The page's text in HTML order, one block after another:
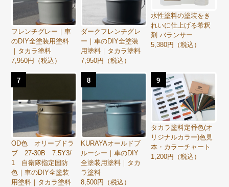
フレンチグレー｜車
のDIY全塗装用塗料
｜タカラ塗料
7,950円（税込）
ダークフレンチグレ
ー｜車のDIY全塗装
用塗料｜タカラ塗料
7,950円（税込）
水性塗料の塗装をき
れいに仕上げる希釈
剤 バランサー
5,380円（税込）
7
OD色 オリーブドラ
ブ 27-30B 7.5Y3/
1 自衛隊指定国防
色｜車のDIY全塗装
用塗料｜タカラ塗料
8
KURAYAオールドブ
ルーシー｜車のDIY
全塗装用塗料｜タカ
ラ塗料
8,500円（税込）
9
タカラ塗料定番色(オ
リジナルカラー)色見
本・カラーチャート
1,200円（税込）